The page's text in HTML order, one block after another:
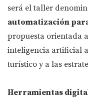
será el taller
automatización
propuesta orientada
inteligencia artificial
turístico y a las
Herramientas